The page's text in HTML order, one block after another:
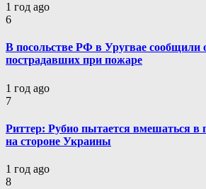
1 год ago
6
В посольстве РФ в Уругвае сообщили
пострадавших при пожаре
1 год ago
7
Риттер: Рубио пытается вмешаться в
на стороне Украины
1 год ago
8